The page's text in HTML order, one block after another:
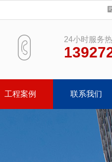
24小时服务
工程案例 联系我们